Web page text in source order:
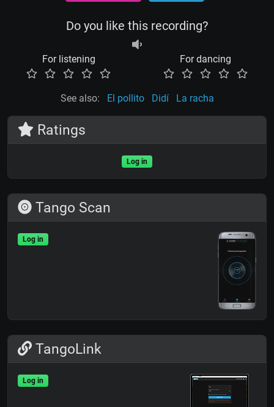
Do you like this recording?
For listening For dancing
See also: El pollito Didí La racha
Ratings
Log in
Tango Scan
Log in
TangoLink
Log in